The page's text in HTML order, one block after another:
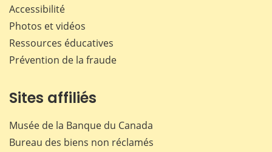
Accessibilité
Photos et vidéos
Ressources éducatives
Prévention de la fraude
Sites affiliés
Musée de la Banque du Canada
Bureau des biens non réclamés